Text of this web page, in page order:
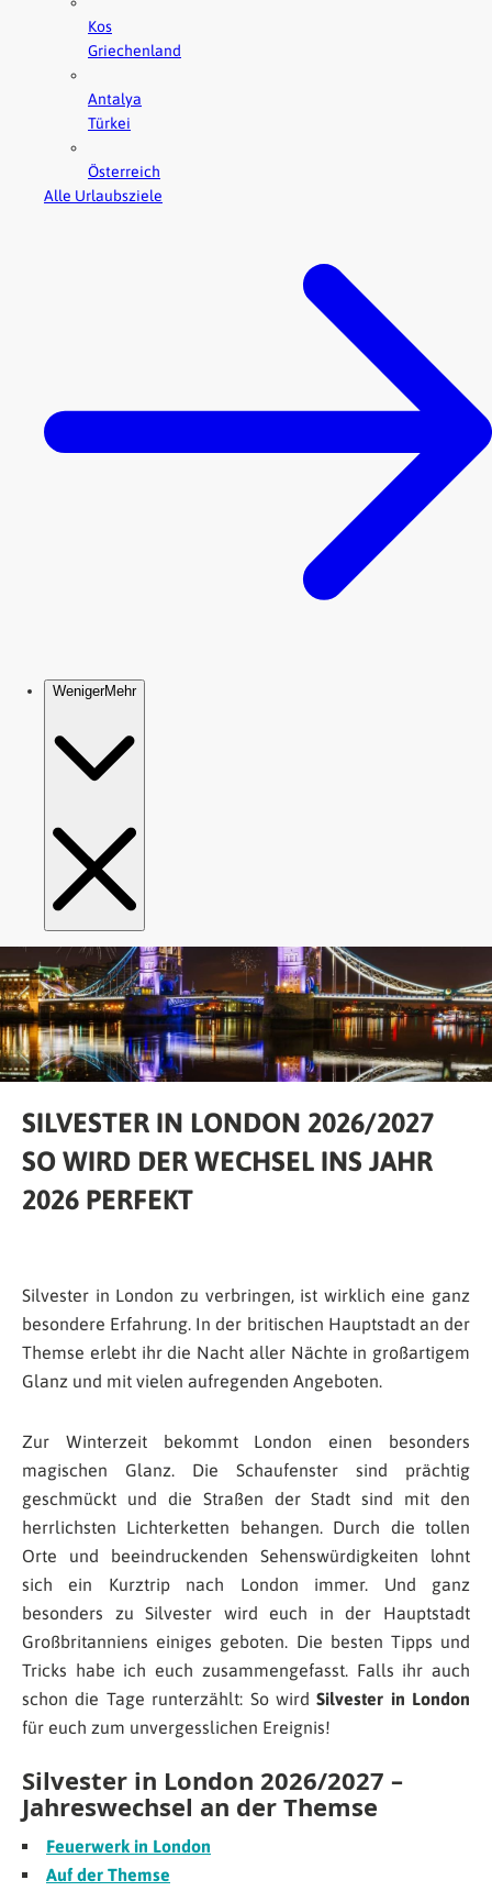
SILVESTER IN LONDON 2026/2027
SO WIRD DER WECHSEL INS JAHR
2026 PERFEKT
Silvester in London zu verbringen, ist wirklich eine ganz
besondere Erfahrung. In der britischen Hauptstadt an der
Themse erlebt ihr die Nacht aller Nächte in großartigem
Glanz und mit vielen aufregenden Angeboten.
Zur Winterzeit bekommt London einen besonders
magischen Glanz. Die Schaufenster sind prächtig
geschmückt und die Straßen der Stadt sind mit den
herrlichsten Lichterketten behangen. Durch die tollen
Orte und beeindruckenden Sehenswürdigkeiten lohnt
sich ein Kurztrip nach London immer. Und ganz
besonders zu Silvester wird euch in der Hauptstadt
Großbritanniens einiges geboten. Die besten Tipps und
Tricks habe ich euch zusammengefasst. Falls ihr auch
schon die Tage runterzählt: So wirdSilvester in London
für euch zum unvergesslichen Ereignis!
Silvester in London 2026/2027 –
Jahreswechsel an der Themse
Feuerwerk in London
Auf der Themse